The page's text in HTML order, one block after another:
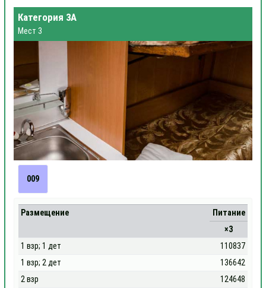
Категория 3А
Мест 3
009
Размещение
Питание
×3
1 взр; 1 дет
110837
1 взр; 2 дет
136642
2 взр
124648